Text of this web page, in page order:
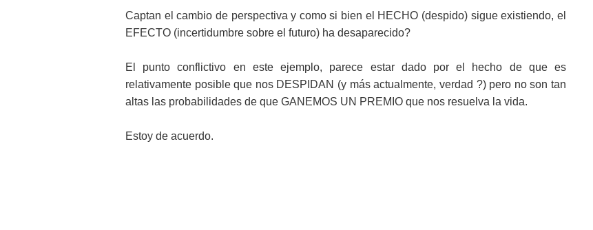
Captan el cambio de perspectiva y como si bien el HECHO (despido) sigue existiendo, el
EFECTO (incertidumbre sobre el futuro) ha desaparecido?
El punto conflictivo en este ejemplo, parece estar dado por el hecho de que es
relativamente posible que nos DESPIDAN (y más actualmente, verdad ?) pero no son tan
altas las probabilidades de que GANEMOS UN PREMIO que nos resuelva la vida.
Estoy de acuerdo.